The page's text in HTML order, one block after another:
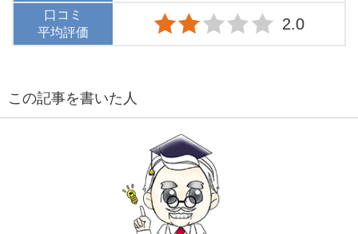
口コミ
平均評価
2.0
この記事を書いた人